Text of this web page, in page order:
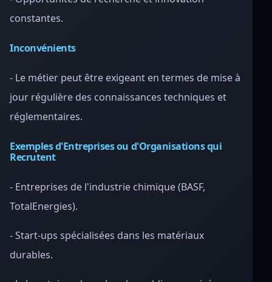
constantes.
Inconvénients
- Le métier peut être exigeant en termes de mise à
jour régulière des connaissances techniques et
réglementaires.
Exemples d'Entreprises ou d'Organisations qui
Recrutent
- Entreprises de l'industrie chimique (BASF,
TotalEnergies).
- Start-ups spécialisées dans les matériaux
durables.